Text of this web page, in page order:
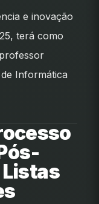
e inovação
terá como
Informática
Listas